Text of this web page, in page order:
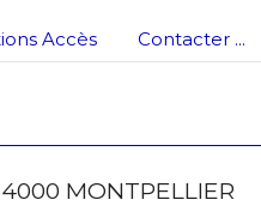
Accès Contacter ...
MONTPELLIER